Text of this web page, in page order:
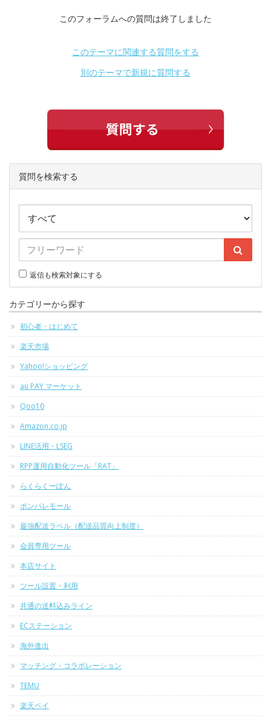
このフォーラムへの質問は終了しました
このテーマに関連する質問をする
別のテーマで新規に質問する
質問を検索する
返信も検索対象にする
カテゴリーから探す
初心者・はじめて
楽天市場
Yahoo!ショッピング
au PAY マーケット
Qoo10
Amazon.co.jp
LINE活用・LSEG
RPP運用自動化ツール「RAT」
らくらくーぽん
ポンパレモール
最強配送ラベル（配送品質向上制度）
会員専用ツール
本店サイト
ツール設置・利用
共通の送料込みライン
ECステーション
海外進出
マッチング・コラボレーション
TEMU
楽天ペイ